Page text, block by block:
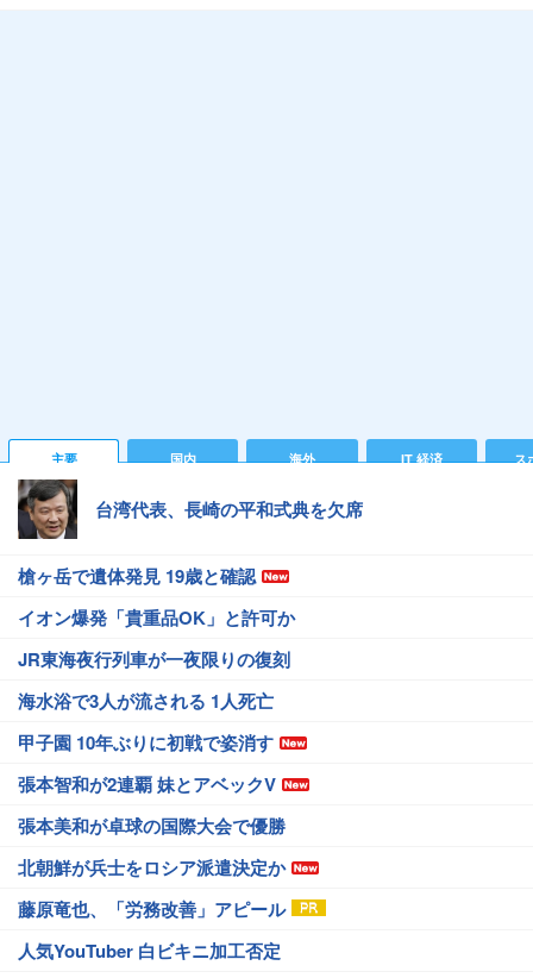
主要 国内 海外 IT 経済 ス
台湾代表、長崎の平和式典を欠席
槍ヶ岳で遺体発見 19歳と確認
イオン爆発「貴重品OK」と許可か
JR東海夜行列車が一夜限りの復刻
海水浴で3人が流される 1人死亡
甲子園 10年ぶりに初戦で姿消す
張本智和が2連覇 妹とアベックV
張本美和が卓球の国際大会で優勝
北朝鮮が兵士をロシア派遣決定か
藤原竜也、「労務改善」アピール
人気YouTuber 白ビキニ加工否定